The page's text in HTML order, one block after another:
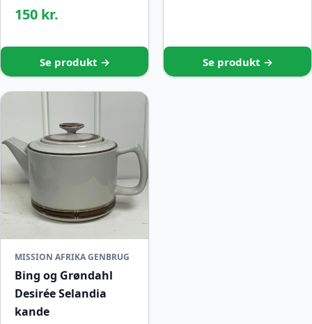
150 kr.
Se produkt → Se produkt →
MISSION AFRIKA GENBRUG
Bing og Grøndahl
Desirée Selandia
kande